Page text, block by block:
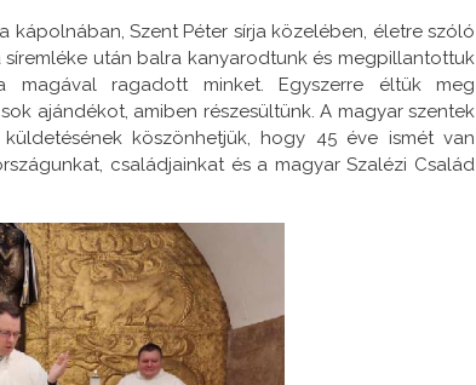
kápolnában, Szent Péter sírja közelében, életre szóló
síremléke után balra kanyarodtunk és megpillantottuk
ragadott minket. Egyszerre éltük meg
ajándékot, amiben részesültünk. A magyar szentek
köszönhetjük, hogy 45 éve ismét van
családjainkat és a magyar Szalézi Család